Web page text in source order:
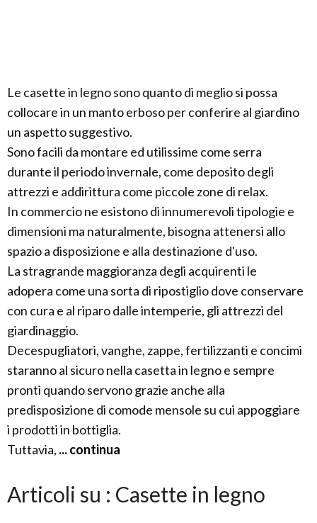
Le casette in legno sono quanto di meglio si possa
collocare in un manto erboso per conferire al giardino
un aspetto suggestivo.
Sono facili da montare ed utilissime come serra
durante il periodo invernale, come deposito degli
attrezzi e addirittura come piccole zone di relax.
In commercio ne esistono di innumerevoli tipologie e
dimensioni ma naturalmente, bisogna attenersi allo
spazio a disposizione e alla destinazione d'uso.
La stragrande maggioranza degli acquirenti le
adopera come una sorta di ripostiglio dove conservare
con cura e al riparo dalle intemperie, gli attrezzi del
giardinaggio.
Decespugliatori, vanghe, zappe, fertilizzanti e concimi
staranno al sicuro nella casetta in legno e sempre
pronti quando servono grazie anche alla
predisposizione di comode mensole su cui appoggiare
i prodotti in bottiglia.
Tuttavia, ... continua
Articoli su : Casette in legno